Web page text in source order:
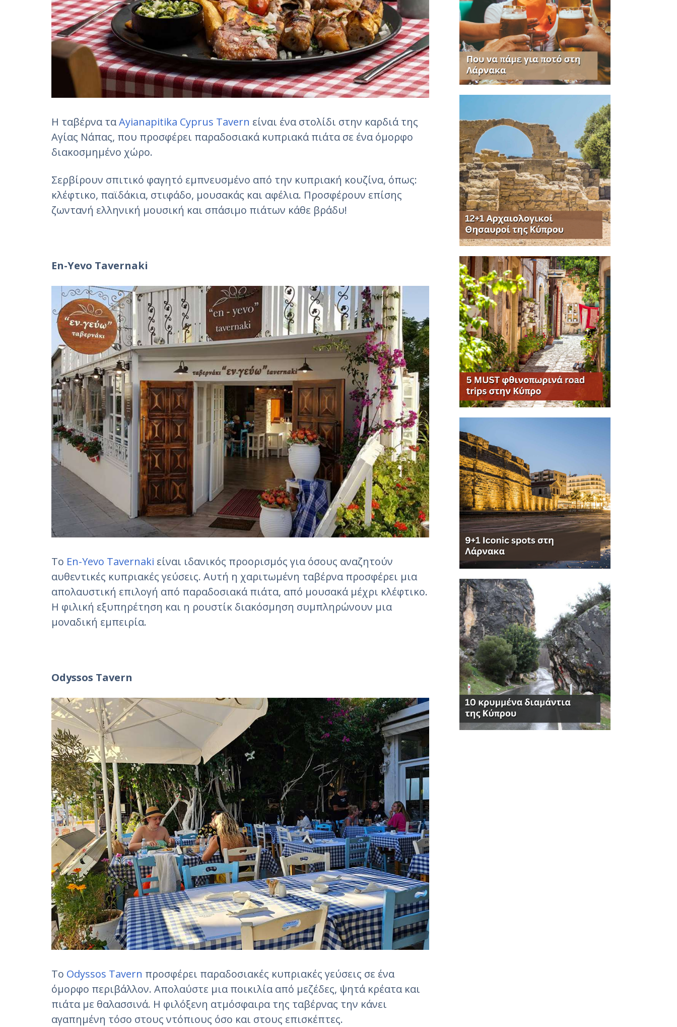
Η ταβέρνα ταAyianapitika Cyprus Tavern είναι ένα στολίδι στην καρδιά της
Αγίας Νάπας, που προσφέρει παραδοσιακά κυπριακά πιάτα σε ένα όμορφο
διακοσμημένο χώρο.
Σερβίρουν σπιτικό φαγητό εμπνευσμένο από την κυπριακή κουζίνα, όπως:
κλέφτικο, παϊδάκια, στιφάδο, μουσακάς και αφέλια. Προσφέρουν επίσης
ζωντανή ελληνική μουσική και σπάσιμο πιάτων κάθε βράδυ!
En-Yevo Tavernaki
Το En-Yevo Tavernaki είναι ιδανικός προορισμός για όσους αναζητούν
αυθεντικές κυπριακές γεύσεις. Αυτή η χαριτωμένη ταβέρνα προσφέρει μια
απολαυστική επιλογή από παραδοσιακά πιάτα, από μουσακά μέχρι κλέφτικο.
Η φιλική εξυπηρέτηση και η ρουστίκ διακόσμηση συμπληρώνουν μια
μοναδική εμπειρία.
Odyssos Tavern
Το Odyssos Tavern προσφέρει παραδοσιακές κυπριακές γεύσεις σε ένα
όμορφο περιβάλλον. Απολαύστε μια ποικιλία από μεζέδες, ψητά κρέατα και
πιάτα με θαλασσινά. Η φιλόξενη ατμόσφαιρα της ταβέρνας την κάνει
αγαπημένη τόσο στους ντόπιους όσο και στους επισκέπτες.